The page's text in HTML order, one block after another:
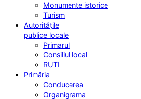
Monumente istorice
Turism
Autoritățile
publice locale
Primarul
Consiliul local
RUTI
Primăria
Conducerea
Organigrama